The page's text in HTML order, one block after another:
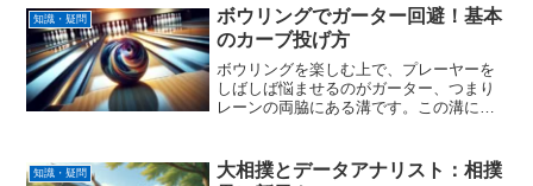
ゥー を探求し、意味とデザインの豊かな
世界にあなたを案内しま...
知識・疑問
ボウリングでガーター回避！基本
のカーブ投げ方
ボウリングを楽しむ上で、プレーヤーを
しばしば悩ませるのがガーター、つまり
レーンの両脇にある溝です。この溝にボ
ターを避けることは、適切な知識と技術
知識・疑問
大相撲とデータアナリスト：相撲